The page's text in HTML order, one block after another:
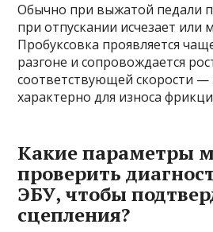
Обычно при выжатой педали
при отпускании исчезает или
Пробуксовка проявляется
разгоне и сопровождается
соответствующей скорости —
характерно для износа
Какие параметры
проверить
ЭБУ, чтобы
сцепления?